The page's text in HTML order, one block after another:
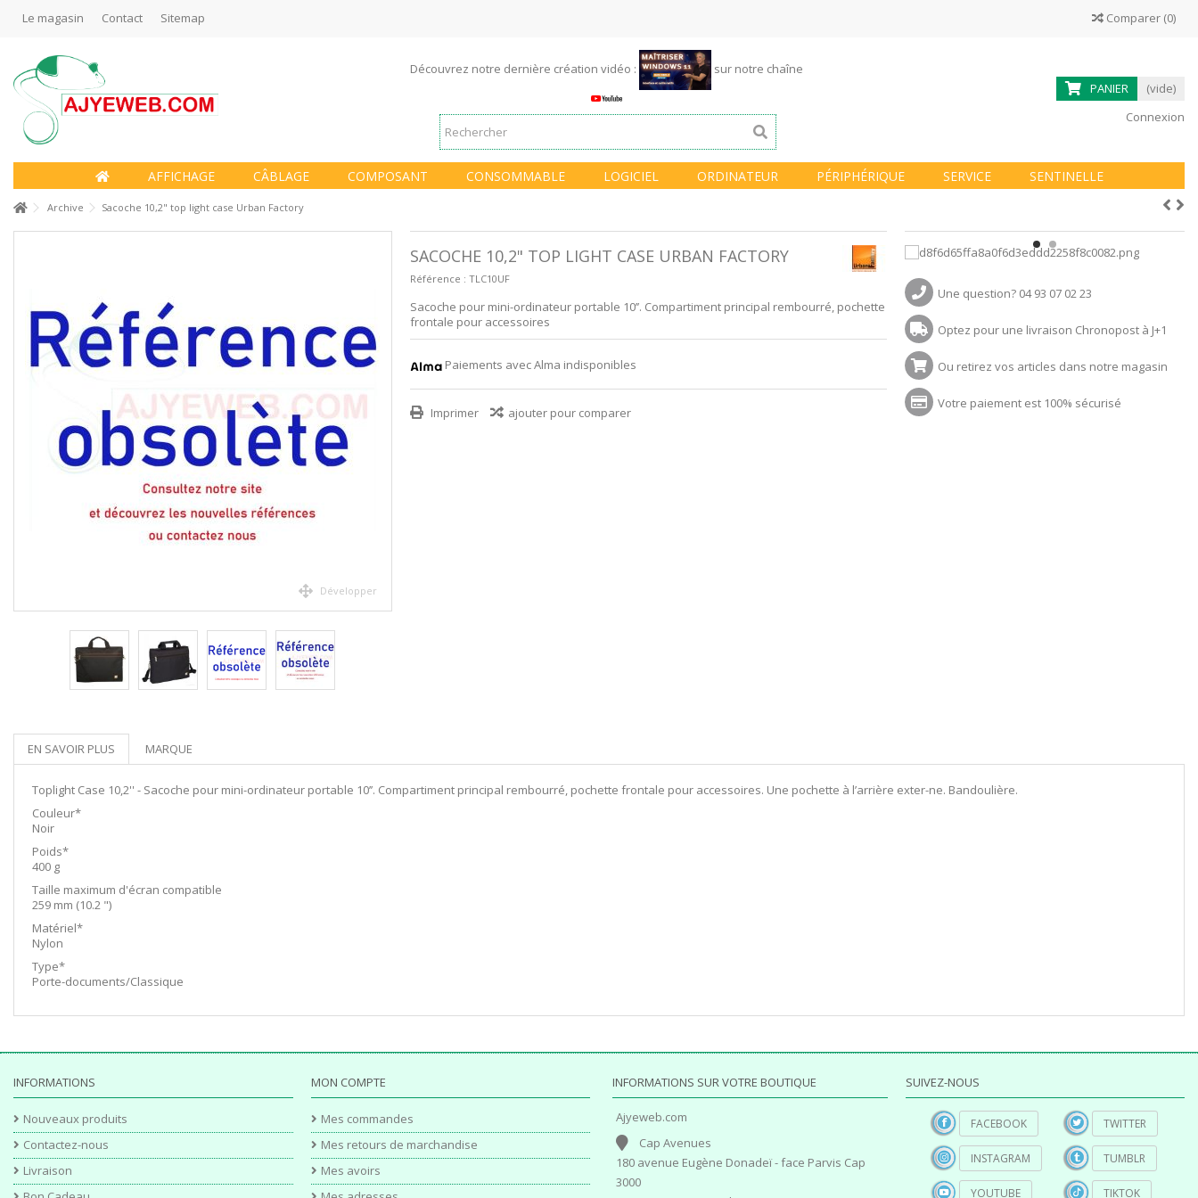
Le magasin Contact Sitemap Comparer (0)
Découvrez notre dernière création vidéo :
sur notre chaîne
PANIER
(vide)
Connexion
AFFICHAGE CÂBLAGE COMPOSANT CONSOMMABLE LOGICIEL ORDINATEUR PÉRIPHÉRIQUE SERVICE SENTINELLE
Archive Sacoche 10,2" top light case Urban Factory
Développer
SACOCHE 10,2" TOP LIGHT CASE URBAN FACTORY
Référence : TLC10UF
Sacoche pour mini-ordinateur portable 10’’. Compartiment principal rembourré, pochette
frontale pour accessoires
Paiements avec Alma indisponibles
Imprimer ajouter pour comparer
Une question? 04 93 07 02 23
Optez pour une livraison Chronopost à J+1
Ou retirez vos articles dans notre magasin
Votre paiement est 100% sécurisé
EN SAVOIR PLUS MARQUE
Toplight Case 10,2'' - Sacoche pour mini-ordinateur portable 10’’. Compartiment principal rembourré, pochette frontale pour accessoires. Une pochette à l’arrière exter-ne. Bandoulière.
Couleur*
Noir
Poids*
400 g
Taille maximum d'écran compatible
259 mm (10.2 ")
Matériel*
Nylon
Type*
Porte-documents/Classique
INFORMATIONS
Nouveaux produits
Contactez-nous
Livraison
MON COMPTE
Mes commandes
Mes retours de marchandise
Mes avoirs
INFORMATIONS SUR VOTRE BOUTIQUE
Ajyeweb.com
Cap Avenues
180 avenue Eugène Donadeï - face Parvis Cap
3000
SUIVEZ-NOUS
FACEBOOK
INSTAGRAM
YOUTUBE
TWITTER
TUMBLR
TIKTOK